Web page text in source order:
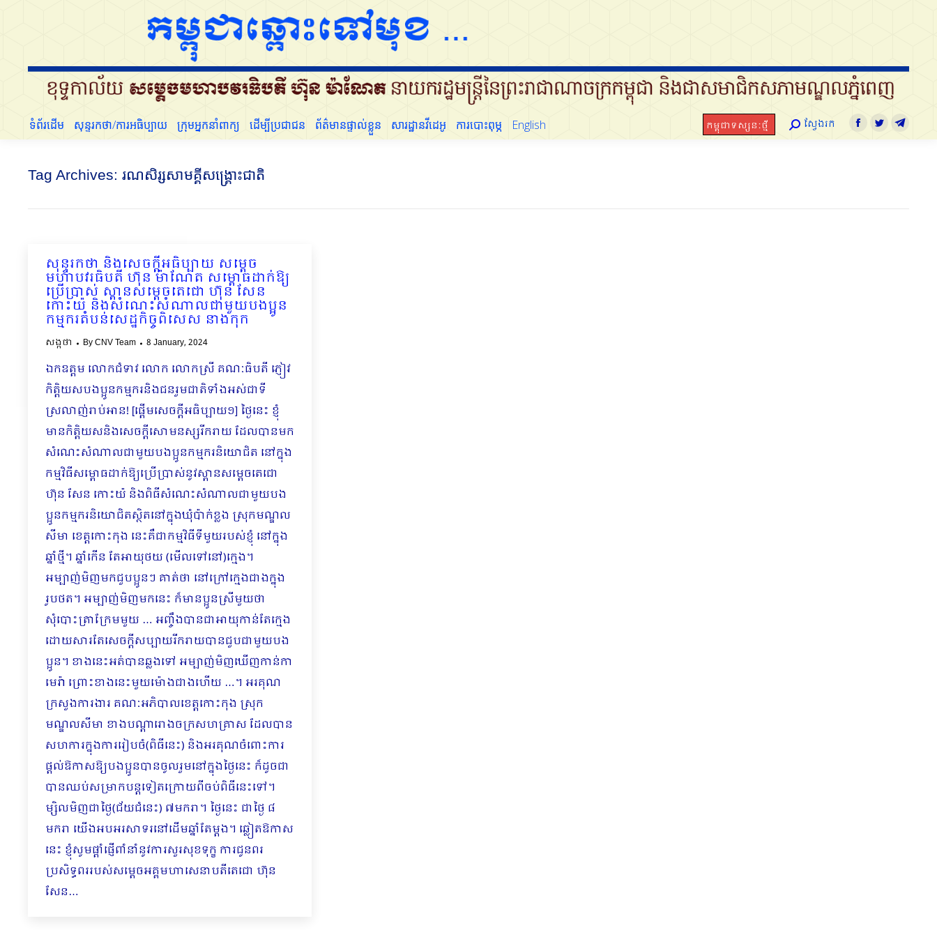
ទំព័រដើម សុន្ទរកថា/ការអធិប្បាយ ក្រុមអ្នកនាំពាក្យ ដើម្បីប្រជាជន ព័ត៌មានផ្ទាល់ខ្លួន សារដ្ឋានវីដេអូ ការបោះពុម្ភ English កម្ពុជាទស្សនៈថ្មី Search:
ស្វែងរក Facebook
Twitter
Tag Archives: រណសិរ្សសាមគ្គីសង្គ្រោះជាតិ
សុន្ទរកថា និងសេចក្ដីអធិប្បាយ សម្ដេច
មហាបវរធិបតី ហ៊ុន ម៉ាណែត សម្ពោធដាក់ឱ្យ
ប្រើប្រាស់ ស្ពានសម្ដេចតេជោ ហ៊ុន សែន
កោះយ៉ និងសំណេះសំណាលជាមួយបងប្អូន
កម្មករតំបន់សេដ្ឋកិច្ចពិសេស នាងកុក
សង្កថា ByCNV Team 8 January, 2024
ឯកឧត្តម លោកជំទាវ លោក លោកស្រី គណៈធិបតី ភ្ញៀវ
កិត្តិយសបងប្អូនកម្មករនិងជនរួមជាតិទាំងអស់ជាទី
ស្រលាញ់រាប់អាន! [ផ្តើមសេចក្ដីអធិប្បាយ១] ថ្ងៃនេះ ខ្ញុំ
មានកិត្តិយសនិងសេចក្ដីសោមនស្សរីករាយ ដែលបានមក
សំណេះសំណាលជាមួយបងប្អូនកម្មករនិយោ​ជិត នៅក្នុង
កម្មវិធីសម្ពោធដាក់ឱ្យប្រើប្រាស់នូវស្ពានសម្ដេចតេជោ
ហ៊ុន សែន កោះយ៉ និងពិធីសំណេះ​សំណាលជាមួយបង
ប្អូនកម្មករនិយោជិតស្ថិតនៅក្នុងឃុំប៉ាក់ខ្លង ស្រុកមណ្ឌល
សីមា ខេត្តកោះកុង នេះគឺជាកម្មវិធីទីមួយរបស់ខ្ញុំ នៅក្នុង
ឆ្នាំថ្មី។ ឆ្នាំកើន តែអាយុថយ (មើលទៅនៅ)ក្មេង។
អម្បាញ់មិញមកជួបប្អូនៗ គាត់ថា នៅក្រៅ​ក្មេងជាងក្នុង
រូបថត។ អម្បាញ់មិញមកនេះ ក៏មានប្អូនស្រីមួយថា
សុំបោះត្រាក្រែមមួយ … អញ្ចឹងបានជាអា​យុកាន់តែក្មេង
ដោយសារតែសេចក្ដីសប្បាយរីករាយបានជួបជាមួយបង
ប្អូន។ ខាងនេះអត់បានឆ្លងទៅ អម្បាញ់​មិញ​ឃើញកាន់កា
មេរ៉ា ព្រោះខាងនេះមួយម៉ោងជាងហើយ …។ អរគុណ
ក្រសួងការងារ គណៈអភិបាលខេត្តកោះ​កុង ស្រុក
មណ្ឌលសីមា ខាងបណ្ដារោងចក្រសហគ្រាស ដែលបាន
សហការក្នុងការរៀបចំ(ពិធីនេះ) និងអរគុណចំពោះការ
ផ្ដល់ឱកាសឱ្យបងប្អូនបានចូលរួមនៅក្នុងថ្ងៃនេះ ក៏ដូចជា
បានឈប់សម្រាកបន្តទៀតក្រោយពីចប់ពិធីនេះទៅ។
ម្សិលមិញជាថ្ងៃ(ជ័យជំនេះ) ៧មករា។ ថ្ងៃនេះ ជាថ្ងៃ ៨
មករា យើងអបអរសាទរនៅដើមឆ្នាំតែម្ដង។ ឆ្លៀតឱកាស
នេះ ខ្ញុំសូមផ្ដាំផ្ញើពាំនាំនូវការសួរសុខទុក្ខ ការជូនពរ
ប្រសិទ្ធពររបស់សម្ដេចអគ្គមហាសេនាបតីតេជោ ហ៊ុន
សែន…
សុន្ទរកថា/ការអធិប្បាយ ក្រុមអ្នកនាំពាក្យ ដើម្បីប្រជាជន ព័ត៌មានផ្ទាល់ខ្លួន